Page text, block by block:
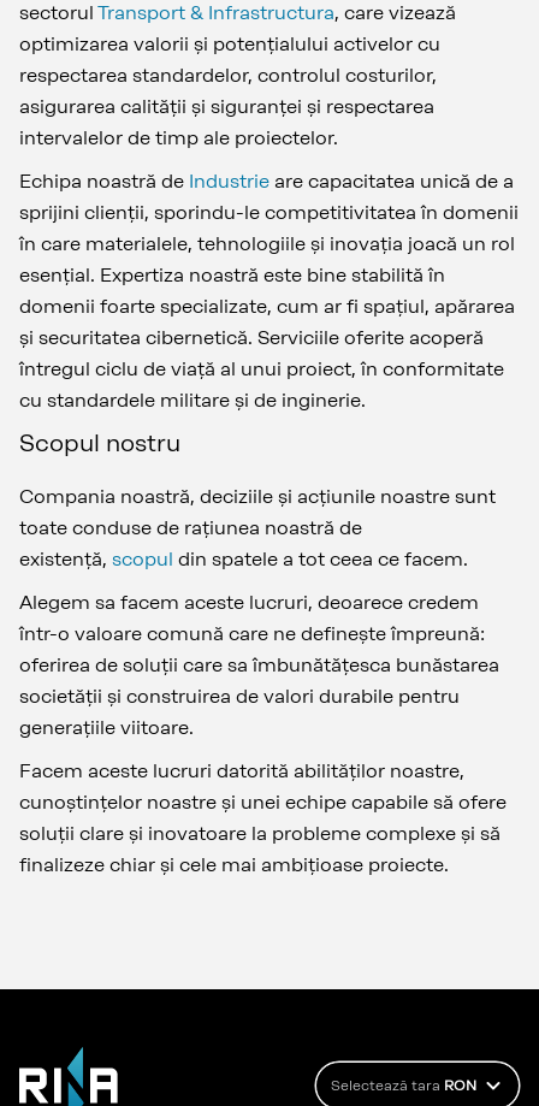
sectorul Transport & Infrastructura, care vizează
optimizarea valorii și potențialului activelor cu
respectarea standardelor, controlul costurilor,
asigurarea calității și siguranței și respectarea
intervalelor de timp ale proiectelor.
Echipa noastră de Industrie are capacitatea unică de a
sprijini clienții, sporindu-le competitivitatea în domenii
în care materialele, tehnologiile și inovația joacă un rol
esențial. Expertiza noastră este bine stabilită în
domenii foarte specializate, cum ar fi spațiul, apărarea
și securitatea cibernetică. Serviciile oferite acoperă
întregul ciclu de viață al unui proiect, în conformitate
cu standardele militare și de inginerie.
Scopul nostru
Compania noastră, deciziile și acțiunile noastre sunt
toate conduse de rațiunea noastră de
existență, scopul din spatele a tot ceea ce facem.
Alegem sa facem aceste lucruri, deoarece credem
într-o valoare comună care ne definește împreună:
oferirea de soluții care sa îmbunătățesca bunăstarea
societății și construirea de valori durabile pentru
generațiile viitoare.
Facem aceste lucruri datorită abilităților noastre,
cunoștințelor noastre și unei echipe capabile să ofere
soluții clare și inovatoare la probleme complexe și să
finalizeze chiar și cele mai ambițioase proiecte.
Selectează tara RON